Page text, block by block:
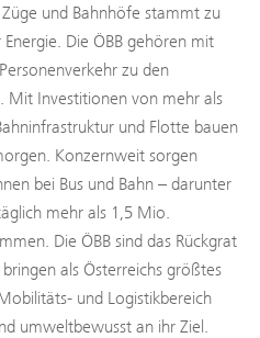
und Bahnhöfe stammt zu
Die ÖBB gehören mit
zu den
Mit Investitionen von mehr als
und Flotte bauen
Konzernweit sorgen
bei Bus und Bahn – darunter
mehr als 1,5 Mio.
Die ÖBB sind das Rückgrat
als Österreichs größtes
und Logistikbereich
umweltbewusst an ihr Ziel.